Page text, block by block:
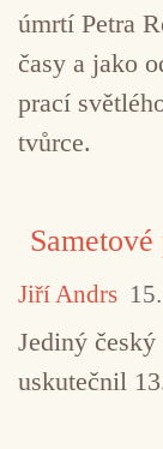
úmrtí Petra
časy a jako
prací
tvůrce.
Jiří Andrs
Jediný
uskutečnil